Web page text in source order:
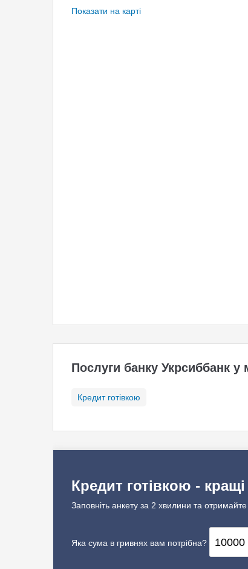
Показати на карті
Послуги банку Укрсиббанк у
Кредит готівкою
Кредит готівкою -
Заповніть анкету за 2 хвилини та
Яка сума в гривнях вам потрібна?